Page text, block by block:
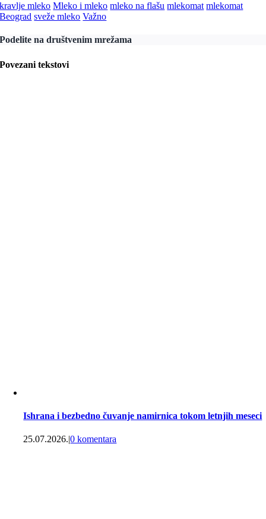
kravlje mleko Mleko i mleko mleko na flašu mlekomat mlekomat
Beograd sveže mleko Važno
Podelite na društvenim mrežama
Povezani tekstovi
Ishrana i bezbedno čuvanje namirnica tokom letnjih meseci
25.07.2026.|0 komentara